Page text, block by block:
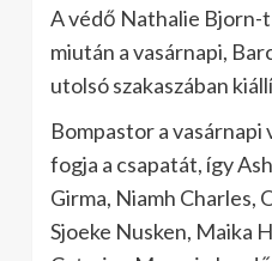
A védő Nathalie Bjorn-t
miután a vasárnapi,
utolsó szakaszában
Bompastor a
fogja a csapatát, így
Girma, Niamh Charles,
Sjoeke Nusken, Maika